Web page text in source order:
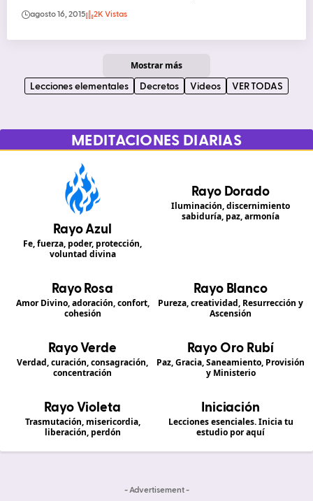
agosto 16, 2015 2K Vistas
Mostrar más
Lecciones elementales Decretos Videos VER TODAS
MEDITACIONES DIARIAS
Rayo Azul
Fe, fuerza, poder, protección,
voluntad divina
Rayo Dorado
Iluminación, discernimiento
sabiduría, paz, armonía
Rayo Rosa
Amor Divino, adoración, confort,
cohesión
Rayo Blanco
Pureza, creatividad, Resurrección y
Ascensión
Rayo Verde
Verdad, curación, consagración,
concentración
Rayo Oro Rubí
Paz, Gracia, Saneamiento, Provisión
y Ministerio
Rayo Violeta
Trasmutación, misericordia,
liberación, perdón
Iniciación
Lecciones esenciales. Inicia tu
estudio por aquí
- Advertisement -